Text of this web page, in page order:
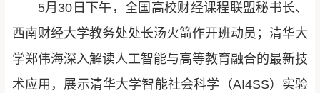
5月30日下午，全国高校财经课程联盟秘书长、
西南财经大学教务处处长汤火箭作开班动员；清华大
学郑伟海深入解读人工智能与高等教育融合的最新技
术应用，展示清华大学智能社会科学（AI4SS）实验